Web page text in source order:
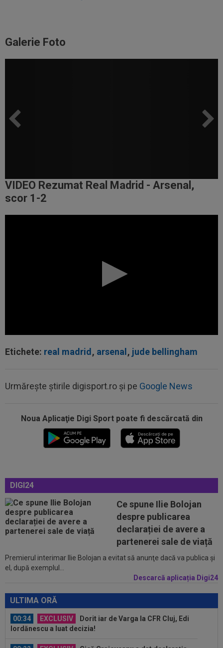
Galerie Foto
VIDEO Rezumat Real Madrid - Arsenal,
scor 1-2
Etichete: real madrid, arsenal, jude bellingham
Urmărește știrile digisport.ro și pe Google News
Noua Aplicaţie Digi Sport poate fi descărcată din
DIGI24
Ce spune Ilie Bolojan
despre publicarea
declarației de avere a
partenerei sale de viață
Premierul interimar Ilie Bolojan a evitat să anunţe dacă va publica şi
el, după exemplul...
Descarcă aplicația Digi24
ULTIMA ORĂ
serii, după KuPS - Craiova: ”Știi cine mă...
Rodri!
Mai rău decât CFR Cluj: scorul serii în Europa!
La pauză erau conduși cu 0-2...
dezastrul cu Tromso! ”Îi dau afară pe toți!”...
23:52 EXCLUSIV
Gigi Becali: ”Am vândut un jucător
pe 3.000.000 €”
00:43 EXCLUSIV
Lovitură de proporții: Ioan Varga,
gata să renunțe la CFR și să preia alt club...
00:41 EXCLUSIV
Gigi Becali: ”Hai să-ți spun ce face
Mihai Stoica. E prima oară când o zic”
00:34 EXCLUSIV
Dorit iar de Varga la CFR Cluj, Edi
Iordănescu a luat decizia!
00:22 EXCLUSIV
Gică Craioveanu a dat declarația
serii, după KuPS - Craiova: ”Știi cine mă...